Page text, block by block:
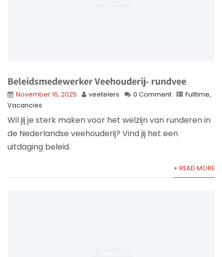
Beleidsmedewerker Veehouderij- rundvee
November 16, 2025 veetelers 0 Comment Fulltime,
Vacancies
Wil jij je sterk maken voor het welzijn van runderen in
de Nederlandse veehouderij? Vind jij het een
uitdaging beleid.
+ READ MORE